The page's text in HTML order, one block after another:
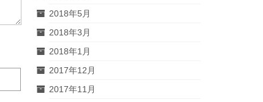
2018年5月
2018年3月
2018年1月
2017年12月
2017年11月